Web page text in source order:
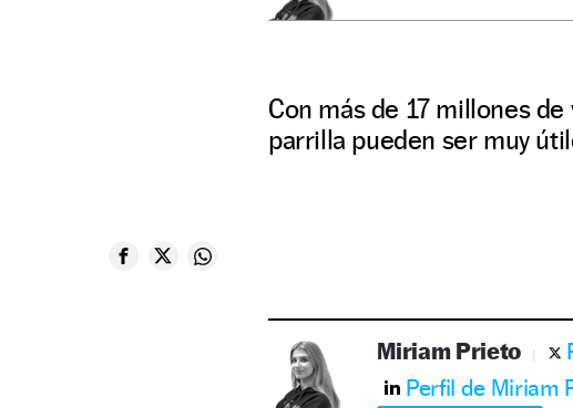
Con más de 17 millones
parrilla pueden ser muy
Miriam Prieto
Perfil de Miriam